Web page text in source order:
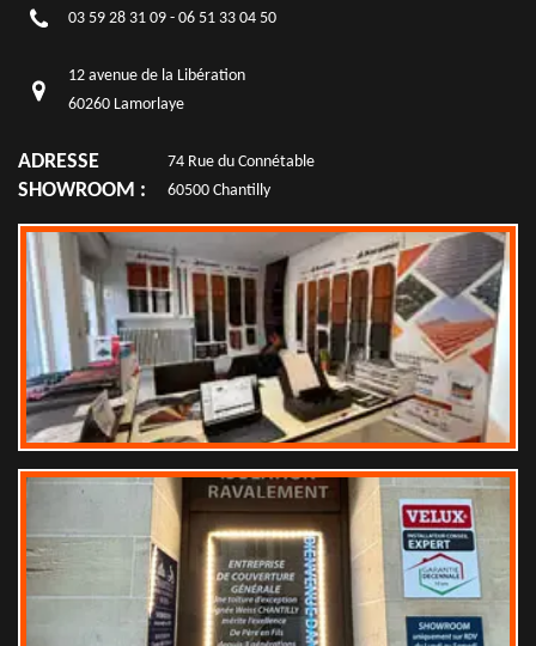
03 59 28 31 09 - 06 51 33 04 50
12 avenue de la Libération
60260 Lamorlaye
ADRESSE
SHOWROOM :
74 Rue du Connétable
60500 Chantilly